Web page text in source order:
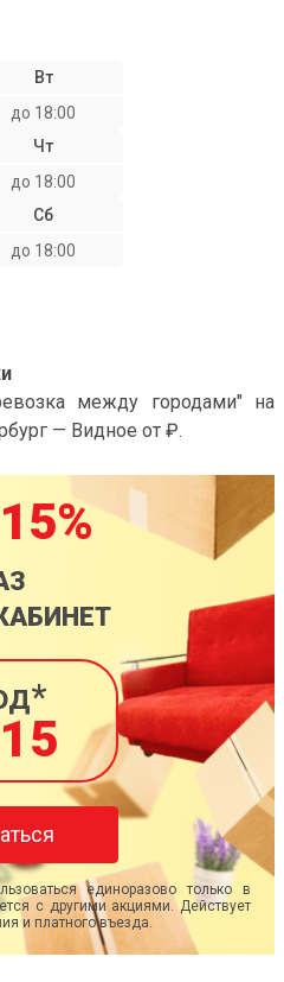
Вт
до 18:00
Чт
до 18:00
Сб
до 18:00
между городами" на
— Видное от ₽.
единоразово только в
с другими акциями. Действует
и платного въезда.